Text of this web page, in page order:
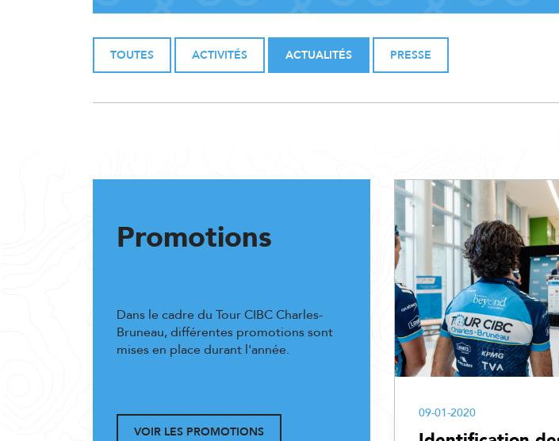
TOUTES ACTIVITÉS ACTUALITÉS PRESSE
Promotions
Dans le cadre du Tour CIBC Charles-
Bruneau, différentes promotions sont
mises en place durant l'année.
VOIR LES PROMOTIONS
09-01-2020